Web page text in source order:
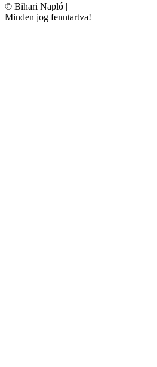
© Bihari Napló |
Minden jog fenntartva!